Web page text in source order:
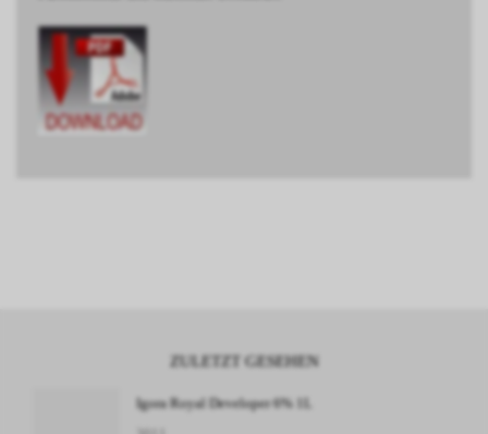
ZULETZT GESEHEN
Igora Royal Developer 6% 1L